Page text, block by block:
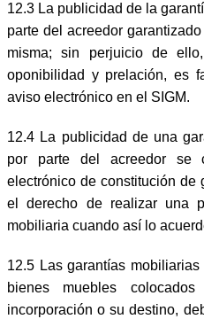
12.3 La publicidad de la
parte del acreedor
misma; sin perjuicio de
oponibilidad y prelación, es
aviso electrónico en el SIGM.
12.4 La publicidad de una
por parte del acreedor se
electrónico de constitución de
el derecho de realizar una
mobiliaria cuando así lo
12.5 Las garantías
bienes muebles
incorporación o su destino,